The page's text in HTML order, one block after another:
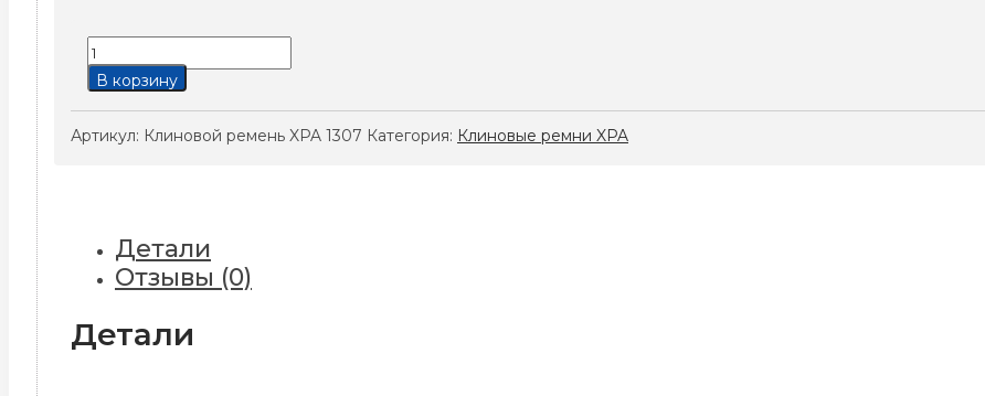
Количество
товара
ремень
В корзину
Артикул: Клиновой ремень XPA 1307 Категория: Клиновые ремни XPA
Детали
Отзывы (0)
Детали